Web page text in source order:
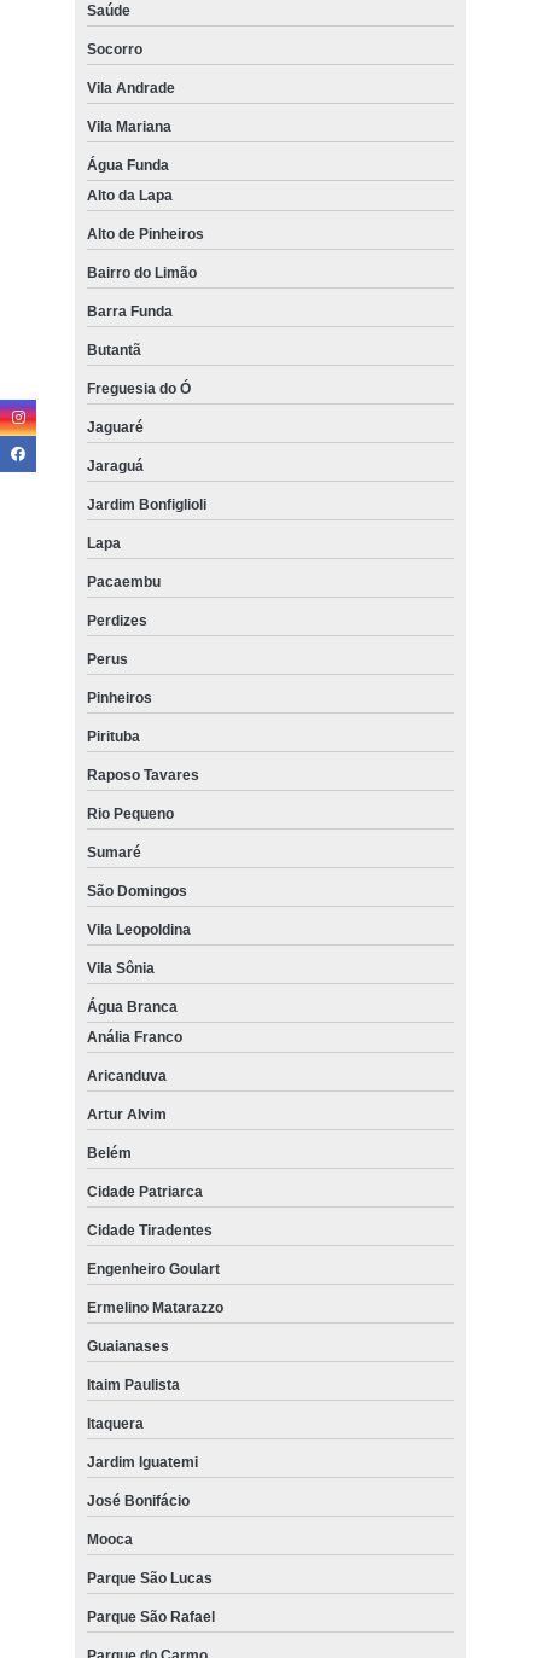
Saúde
Socorro
Vila Andrade
Vila Mariana
Água Funda
Alto da Lapa
Alto de Pinheiros
Bairro do Limão
Barra Funda
Butantã
Freguesia do Ó
Jaguaré
Jaraguá
Jardim Bonfiglioli
Lapa
Pacaembu
Perdizes
Perus
Pinheiros
Pirituba
Raposo Tavares
Rio Pequeno
Sumaré
São Domingos
Vila Leopoldina
Vila Sônia
Água Branca
Anália Franco
Aricanduva
Artur Alvim
Belém
Cidade Patriarca
Cidade Tiradentes
Engenheiro Goulart
Ermelino Matarazzo
Guaianases
Itaim Paulista
Itaquera
Jardim Iguatemi
José Bonifácio
Mooca
Parque São Lucas
Parque São Rafael